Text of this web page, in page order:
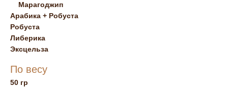
Марагоджип
Арабика + Робуста
Робуста
Либерика
Эксцельза
По весу
50 гр